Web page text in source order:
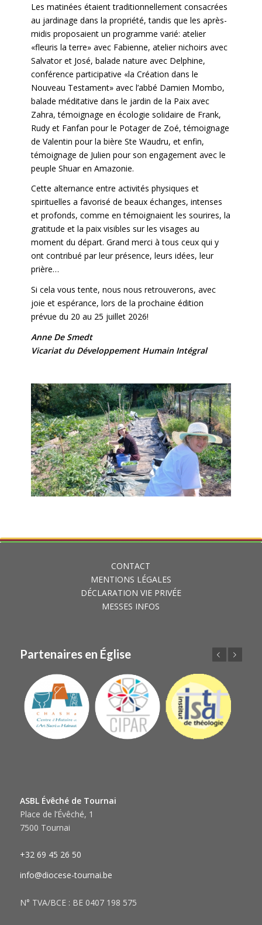
Les matinées étaient traditionnellement consacrées
au jardinage dans la propriété, tandis que les après-
midis proposaient un programme varié: atelier
«fleuris la terre» avec Fabienne, atelier nichoirs avec
Salvator et José, balade nature avec Delphine,
conférence participative «la Création dans le
Nouveau Testament» avec l’abbé Damien Mombo,
balade méditative dans le jardin de la Paix avec
Zahra, témoignage en écologie solidaire de Frank,
Rudy et Fanfan pour le Potager de Zoé, témoignage
de Valentin pour la bière Ste Waudru, et enfin,
témoignage de Julien pour son engagement avec le
peuple Shuar en Amazonie.
Cette alternance entre activités physiques et
spirituelles a favorisé de beaux échanges, intenses
et profonds, comme en témoignaient les sourires, la
gratitude et la paix visibles sur les visages au
moment du départ. Grand merci à tous ceux qui y
ont contribué par leur présence, leurs idées, leur
prière…
Si cela vous tente, nous nous retrouverons, avec
joie et espérance, lors de la prochaine édition
prévue du 20 au 25 juillet 2026!
Anne De Smedt
Vicariat du Développement Humain Intégral
CONTACT
MENTIONS LÉGALES
DÉCLARATION VIE PRIVÉE
MESSES INFOS
Partenaires en Église
ASBL Évêché de Tournai
Place de l’Évêché, 1
7500 Tournai
+32 69 45 26 50
info@diocese-tournai.be
N° TVA/BCE : BE 0407 198 575